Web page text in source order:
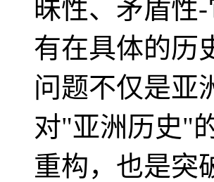
昧性、矛盾性
有在具体的历
问题不仅是亚
对"亚洲历史"
重构，也是突